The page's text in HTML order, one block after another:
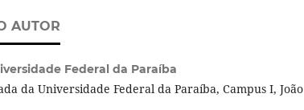
AUTOR
Federal da Paraíba
da Universidade Federal da Paraíba, Campus I, João